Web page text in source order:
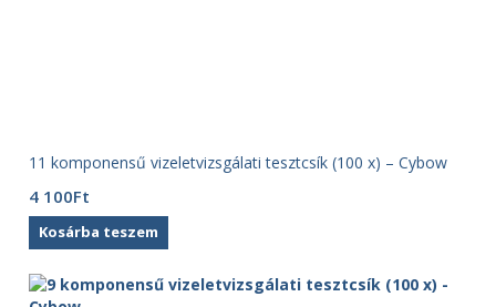
11 komponensű vizeletvizsgálati tesztcsík (100 x) – Cybow
4 100Ft
Kosárba teszem